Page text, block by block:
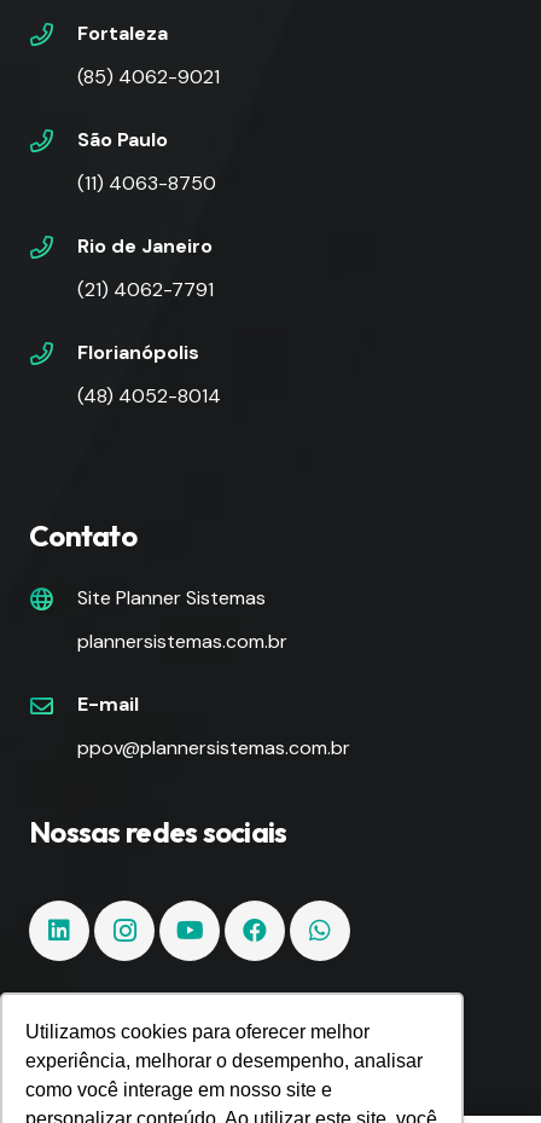
Utilizamos cookies para oferecer melhor
experiência, melhorar o desempenho, analisar
como você interage em nosso site e
Fortaleza
(85) 4062-9021
São Paulo
(11) 4063-8750
Rio de Janeiro
(21) 4062-7791
Florianópolis
(48) 4052-8014
Contato
Site Planner Sistemas
plannersistemas.com.br
E-mail
ppov@plannersistemas.com.br
Nossas redes sociais
Fique por dentro!
Inscreva-se e fique por dentro de todas as